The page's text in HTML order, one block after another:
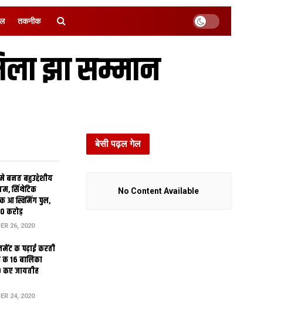
तकनीक
झा सम्मान
बनत बहुउद्देशीय
सिंथेटिक
आ स्विमिंग पुल,
करोड़
26, 2020
क पढ़ाई करती
16 बालिका
कए जायतीह
24, 2020
बेसी पढ़ल गेल
No Content Available